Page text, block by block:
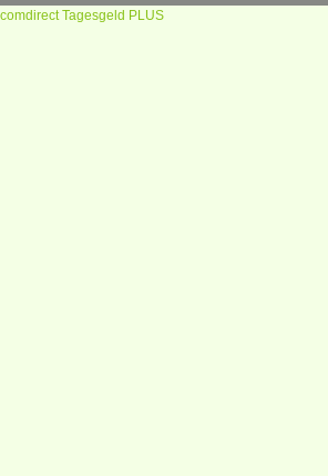
comdirect Tagesgeld PLUS